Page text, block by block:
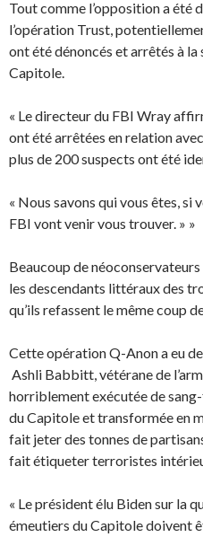
Tout comme l’opposition a été
l’opération Trust,
ont été dénoncés et arrêtés à la
Capitole.
« Le directeur du FBI Wray
ont été arrêtées en relation
plus de 200 suspects ont été
« Nous savons qui vous êtes, si
FBI vont venir vous trouver. » »
Beaucoup de
les descendants littéraux des
qu’ils refassent le même coup
Cette opération Q-Anon a eu
Ashli Babbitt, vétérane de
horriblement exécutée de
du Capitole et transformée en
fait jeter des tonnes de
fait étiqueter terroristes
« Le président élu Biden sur la
émeutiers du Capitole doivent